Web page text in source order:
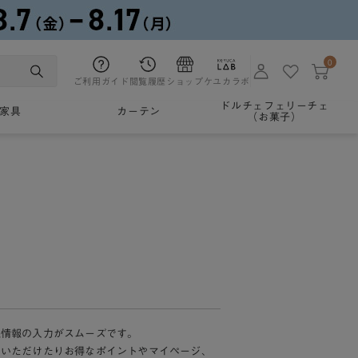
ご利用ガイド 閲覧履歴 ショップケユカラボ
0
家具 カーテン
ドルチェフェリーチェ
（お菓子）
報の入力がスムーズです。
ただけたりお得なポイントやマイページ、